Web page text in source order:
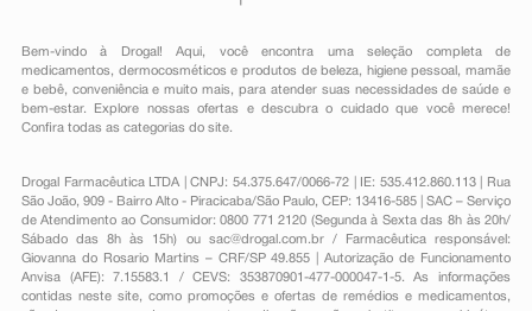
Bem-vindo à Drogal! Aqui, você encontra uma seleção completa de
medicamentos , dermocosméticos e produtos de beleza, higiene pessoal ,mamãe
e bebê, conveniênciae muito mais, para atender suas necessidades de saúde e
bem-estar. Explore nossas ofertas e descubra o cuidado que você merece!
Confira todas as categorias do site.
Drogal Farmacêutica LTDA | CNPJ: 54.375.647/0066-72 | IE: 535.412.860.113 | Rua
São João, 909 - Bairro Alto - Piracicaba/São Paulo, CEP: 13416-585 | SAC – Serviço
de Atendimento ao Consumidor: 0800 771 2120 (Segunda à Sexta das 8h às 20h/
Sábado das 8h às 15h) ou sac@drogal.com.br/ Farmacêutica responsável:
Giovanna do Rosario Martins – CRF/SP 49.855 | Autorização de Funcionamento
Anvisa (AFE): 7.15583.1 / CEVS: 353870901-477-000047-1-5. As informações
contidas neste site, como promoções e ofertas de remédios e medicamentos,